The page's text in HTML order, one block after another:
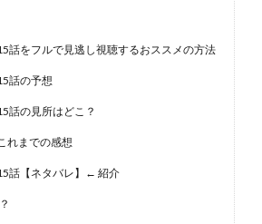
話をフルで見逃し視聴するおススメの方法
話の予想
話の見所はどこ？
れまでの感想
話【ネタバレ】← 紹介